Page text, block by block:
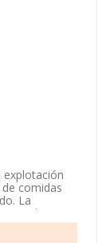
explotación
comidas
La
La
a 'Otras